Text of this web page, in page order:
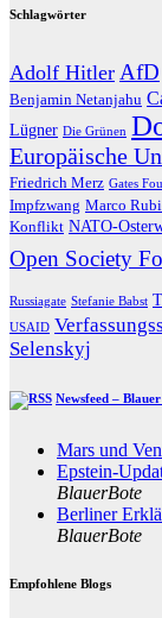
Schlagwörter
Adolf Hitler AfD
Benjamin Netanjahu
Lügner Die Grünen
Europäische
Friedrich Merz Gates
Impfzwang Marco
Konflikt NATO-
Open Society
Russiagate Stefanie Babst
USAID
Selenskyj
Newsfeed –
Mars und
Epstein-
BlauerBote
Berliner
BlauerBote
Empfohlene Blogs